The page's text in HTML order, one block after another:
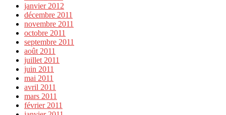
janvier 2012
décembre 2011
novembre 2011
octobre 2011
septembre 2011
août 2011
juillet 2011
juin 2011
mai 2011
avril 2011
mars 2011
février 2011